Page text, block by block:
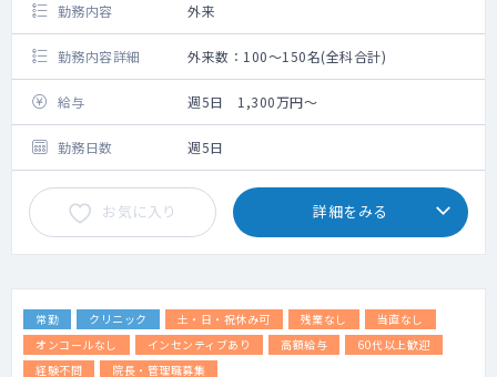
勤務内容 外来
勤務内容詳細 外来数：100～150名(全科合計)
給与 週5日 1,300万円～
勤務日数 週5日
お気に入り 詳細をみる
常勤 クリニック 土・日・祝休み可 残業なし
当直なし
オンコールなし
インセンティブあり 高額給与
60代以上歓迎
経験不問
院長・管理職募集